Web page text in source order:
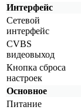
Интерфейс
Сетевой
интерфейс
CVBS
видеовыход
Кнопка сброса
настроек
Основное
Питание